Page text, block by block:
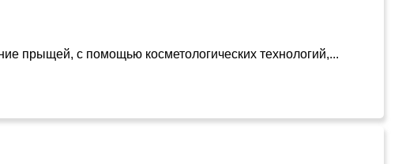
прыщей, с помощью косметологических технологий,...